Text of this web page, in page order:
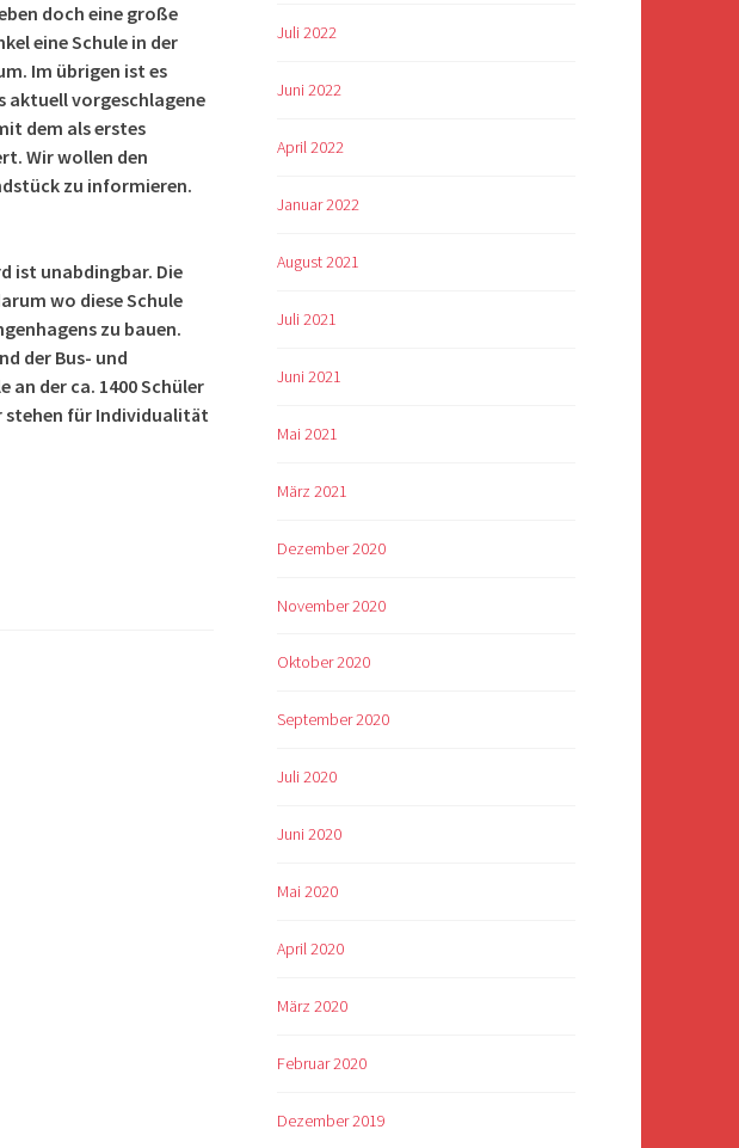
doch eine große
eine Schule in der
Im übrigen ist es
aktuell vorgeschlagene
dem als erstes
Wir wollen den
zu informieren.
ist unabdingbar. Die
wo diese Schule
zu bauen.
der Bus- und
der ca. 1400 Schüler
stehen für Individualität
Juli 2022
Juni 2022
April 2022
Januar 2022
August 2021
Juli 2021
Juni 2021
Mai 2021
März 2021
Dezember 2020
November 2020
Oktober 2020
September 2020
Juli 2020
Juni 2020
Mai 2020
April 2020
März 2020
Februar 2020
Dezember 2019